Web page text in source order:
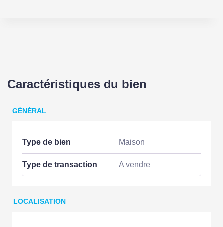
Caractéristiques du bien
GÉNÉRAL
Type de bien Maison
Type de transaction A vendre
LOCALISATION